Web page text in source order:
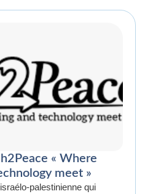
« Where
meet »
palestinienne qui